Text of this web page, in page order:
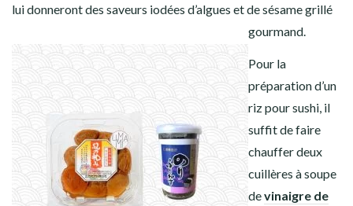
lui donneront des saveurs iodées d’algues et de sésame grillé
gourmand.
Pour la
préparation d’un
riz pour sushi , il
suffit de faire
chauffer deux
cuillères à soupe
devinaigre de